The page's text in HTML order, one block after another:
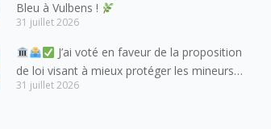
Bleu à Vulbens !
31 juillet 2026
J’ai voté en faveur de la proposition
de loi visant à mieux protéger les mineurs
des risques liés à l’utilisation des réseaux
31 juillet 2026